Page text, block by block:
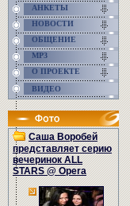
АНКЕТЫ
НОВОСТИ
ОБЩЕНИЕ
MP3
О ПРОЕКТЕ
ВИДЕО
Саша Воробей
представляет серию
вечеринок ALL
STARS @ Opera